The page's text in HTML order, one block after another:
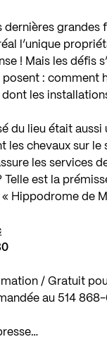
dernières
l’unique
! Mais les défis
: comment
les
du lieu était
les chevaux sur
les services
Telle est la
Hippodrome de
/ Gratuit
au 514 868-